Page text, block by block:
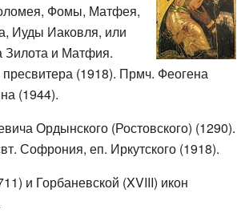
Фомы, Матфея,
Иуды Иаковля, или
и Матфия.
(1918). Прмч. Феогена
(1944).
Ордынского (Ростовского) (1290).
Софрония, еп. Иркутского (1918).
и Горбаневской (XVIII) икон